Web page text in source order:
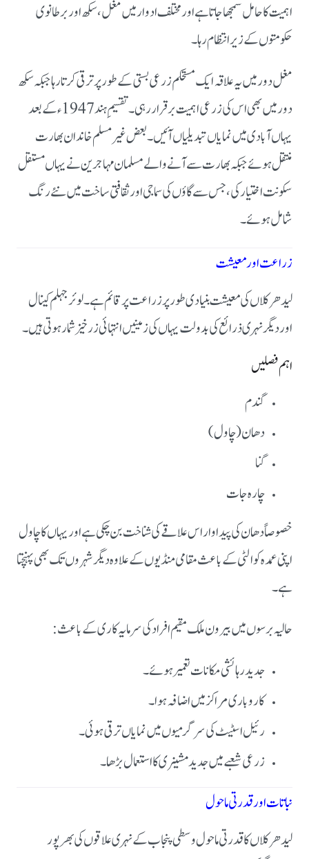
اہمیت کا حامل سمجھا جاتا ہے اور مختلف ادوار میں مغل، سکھ اور برطانوی
حکومتوں کے زیر انتظام رہا۔
مغل دور میں یہ علاقہ ایک مستحکم زرعی بستی کے طور پر ترقی کرتا رہا جبکہ سکھ
دور میں بھی اس کی زرعی اہمیت برقرار رہی۔ تقسیمِ ہند 1947ء کے بعد
یہاں آبادی میں نمایاں تبدیلیاں آئیں۔ بعض غیر مسلم خاندان بھارت
منتقل ہوئے جبکہ بھارت سے آنے والے مسلمان مہاجرین نے یہاں مستقل
سکونت اختیار کی، جس سے گاؤں کی سماجی اور ثقافتی ساخت میں نئے رنگ
شامل ہوئے۔
زراعت اور معیشت
لیدھر کلاں کی معیشت بنیادی طور پر زراعت پر قائم ہے۔ لوئر جہلم کینال
اور دیگر نہری ذرائع کی بدولت یہاں کی زمینیں انتہائی زرخیز شمار ہوتی ہیں۔
اہم فصلیں
گندم
دھان (چاول)
گنا
چارہ جات
خصوصاً دھان کی پیداوار اس علاقے کی شناخت بن چکی ہے اور یہاں کا چاول
اپنی عمدہ کوالٹی کے باعث مقامی منڈیوں کے علاوہ دیگر شہروں تک بھی پہنچتا
ہے۔
حالیہ برسوں میں بیرون ملک مقیم افراد کی سرمایہ کاری کے باعث:
جدید رہائشی مکانات تعمیر ہوئے۔
کاروباری مراکز میں اضافہ ہوا۔
رئیل اسٹیٹ کی سرگرمیوں میں نمایاں ترقی ہوئی۔
زرعی شعبے میں جدید مشینری کا استعمال بڑھا۔
نباتات اور قدرتی ماحول
لیدھر کلاں کا قدرتی ماحول وسطی پنجاب کے نہری علاقوں کی بھرپور